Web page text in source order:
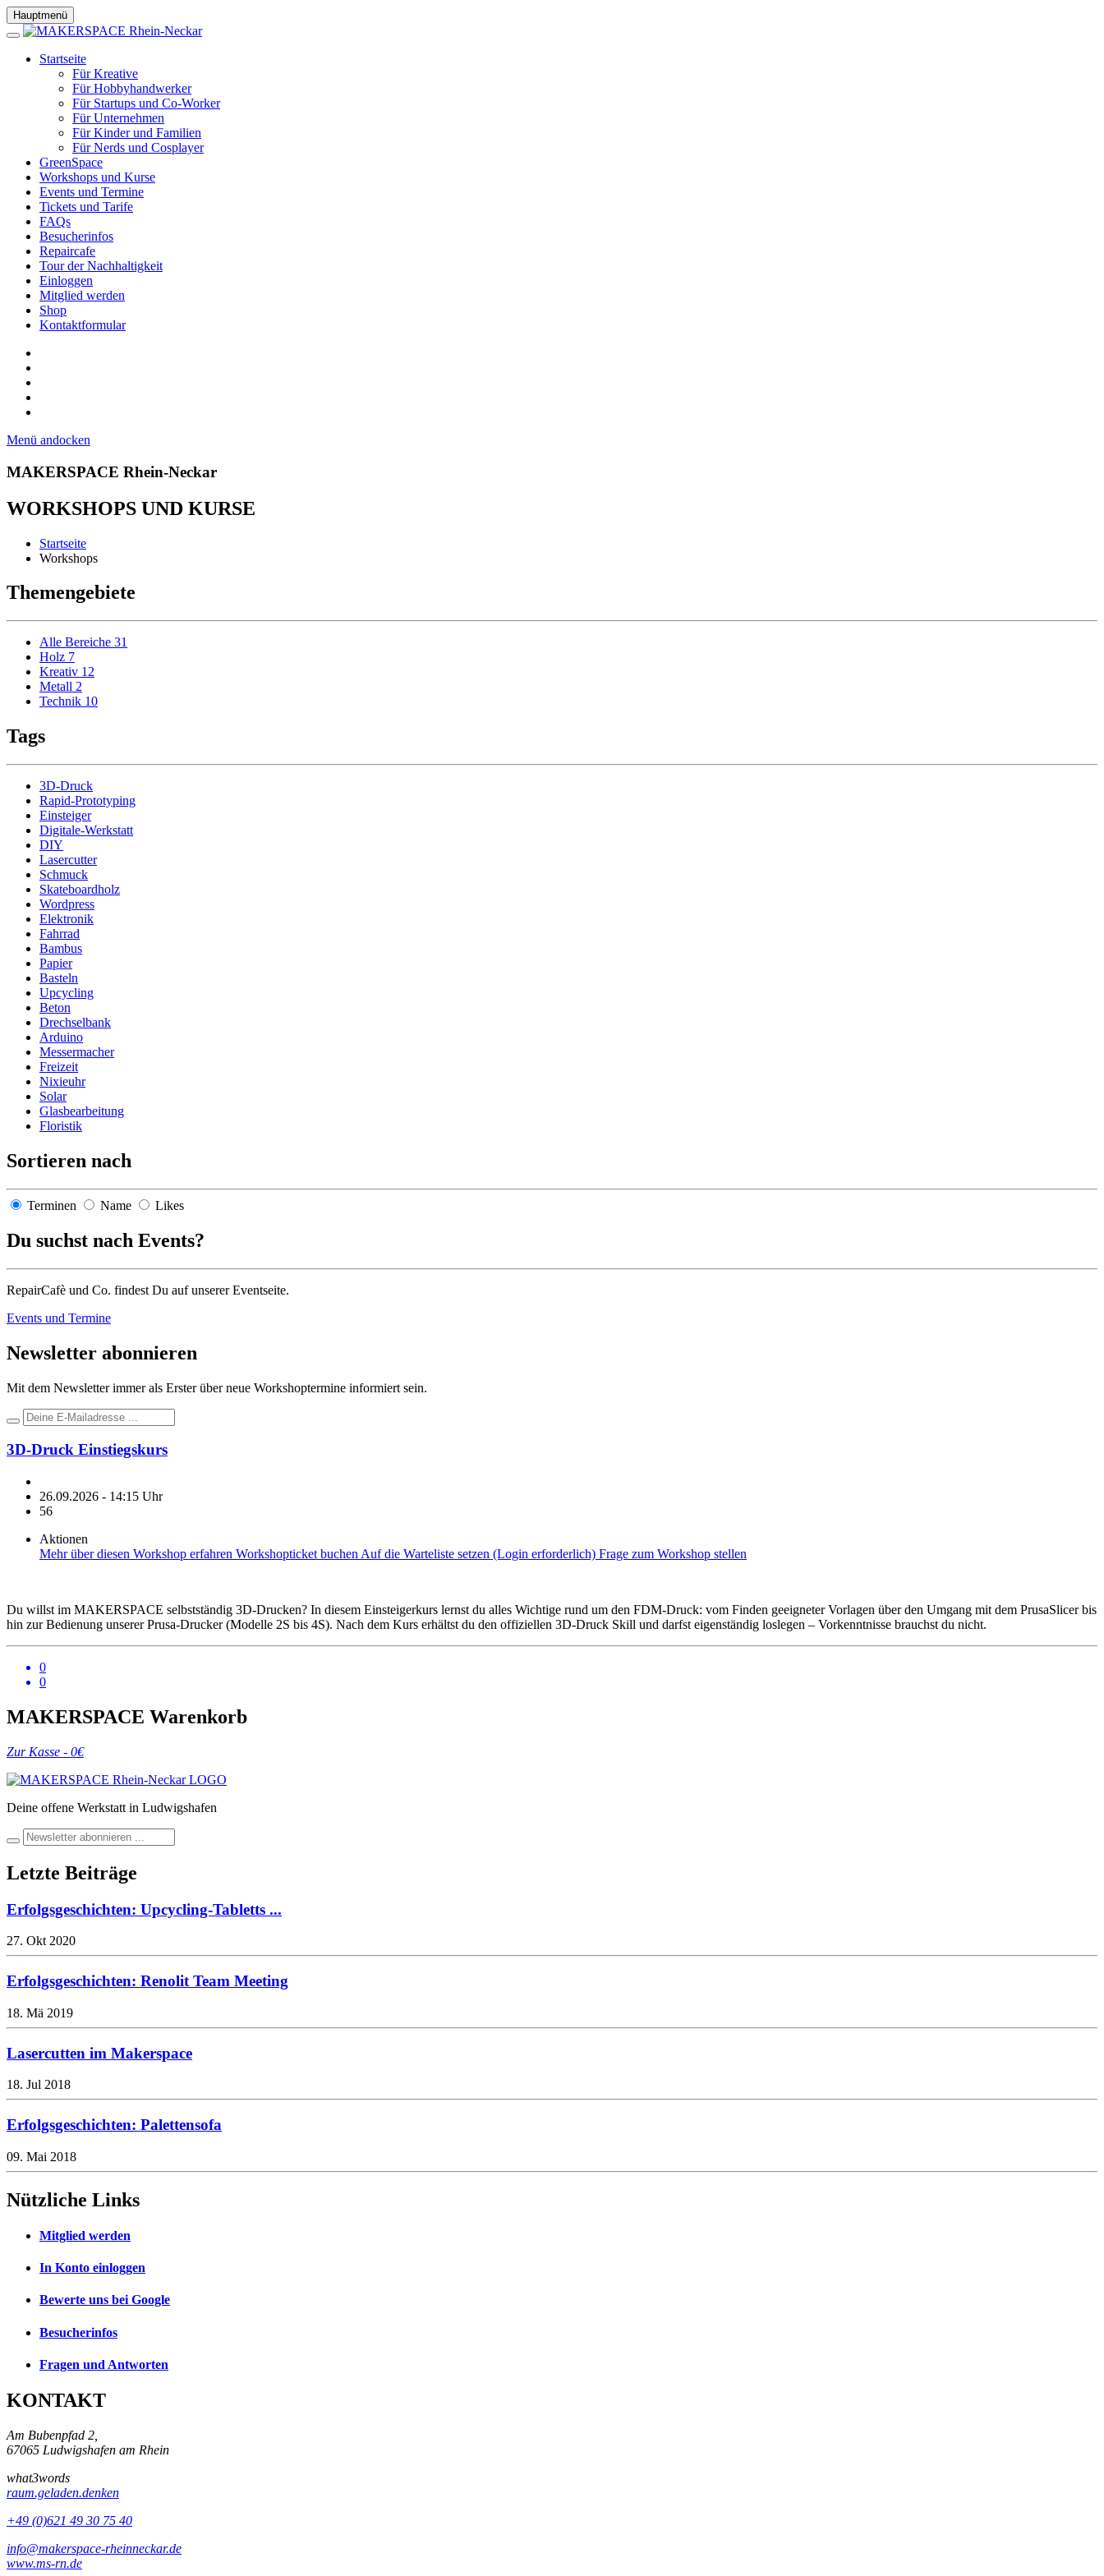
Hauptmenü
Startseite
Für Kreative
Für Hobbyhandwerker
Für Startups und Co-Worker
Für Unternehmen
Für Kinder und Familien
Für Nerds und Cosplayer
GreenSpace
Workshops und Kurse
Events und Termine
Tickets und Tarife
FAQs
Besucherinfos
Repaircafe
Tour der Nachhaltigkeit
Einloggen
Mitglied werden
Shop
Kontaktformular
Menü andocken
MAKERSPACE Rhein-Neckar
WORKSHOPS UND KURSE
Startseite
Workshops
Themengebiete
Alle Bereiche 31
Holz 7
Kreativ 12
Metall 2
Technik 10
Tags
3D-Druck
Rapid-Prototyping
Einsteiger
Digitale-Werkstatt
DIY
Lasercutter
Schmuck
Skateboardholz
Wordpress
Elektronik
Fahrrad
Bambus
Papier
Basteln
Upcycling
Beton
Drechselbank
Arduino
Messermacher
Freizeit
Nixieuhr
Solar
Glasbearbeitung
Floristik
Sortieren nach
Terminen Name Likes
Du suchst nach Events?
RepairCafè und Co. findest Du auf unserer Eventseite.
Events und Termine
Newsletter abonnieren
Mit dem Newsletter immer als Erster über neue Workshoptermine informiert sein.
3D-Druck Einstiegskurs
26.09.2026 - 14:15 Uhr
56
Aktionen
Mehr über diesen Workshop erfahren Workshopticket buchen Auf die Warteliste setzen (Login erforderlich) Frage zum Workshop stellen
Du willst im MAKERSPACE selbstständig 3D-Drucken? In diesem Einsteigerkurs lernst du alles Wichtige rund um den FDM-Druck: vom Finden geeigneter Vorlagen über den Umgang mit dem PrusaSlicer bis
hin zur Bedienung unserer Prusa-Drucker (Modelle 2S bis 4S). Nach dem Kurs erhältst du den offiziellen 3D-Druck Skill und darfst eigenständig loslegen – Vorkenntnisse brauchst du nicht.
0
0
MAKERSPACE Warenkorb
Zur Kasse - 0€
Deine offene Werkstatt in Ludwigshafen
Letzte Beiträge
Erfolgsgeschichten: Upcycling-Tabletts ...
27. Okt 2020
Erfolgsgeschichten: Renolit Team Meeting
18. Mä 2019
Lasercutten im Makerspace
18. Jul 2018
Erfolgsgeschichten: Palettensofa
09. Mai 2018
Nützliche Links
Mitglied werden
In Konto einloggen
Bewerte uns bei Google
Besucherinfos
Fragen und Antworten
KONTAKT
Am Bubenpfad 2,
67065 Ludwigshafen am Rhein
what3words
raum.geladen.denken
+49 (0)621 49 30 75 40
info@makerspace-rheinneckar.de
www.ms-rn.de